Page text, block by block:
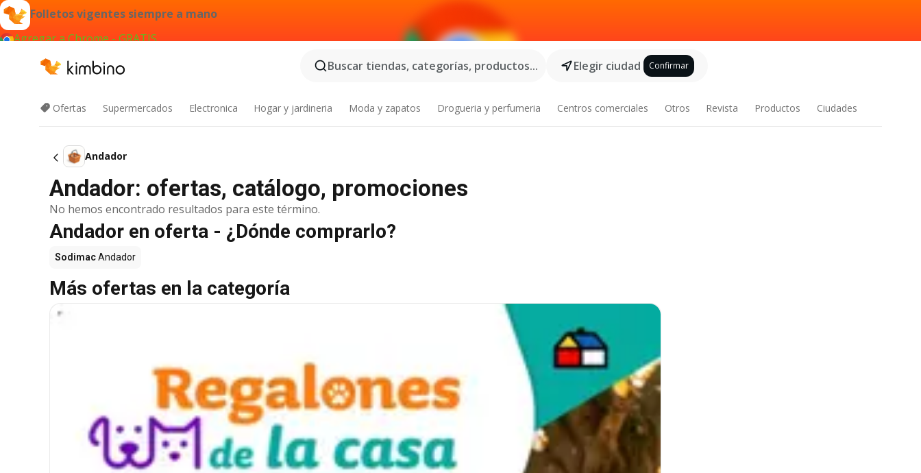
Folletos vigentes siempre a mano
Agregar a Chrome - GRATIS
Buscar tiendas, categorías, productos...
Elegir ciudad Confirmar
Ofertas Supermercados Electronica Hogar y jardineria Moda y zapatos Drogueria y perfumeria Centros comerciales Otros Revista Productos Ciudades
Andador
Andador: ofertas, catálogo, promociones
No hemos encontrado resultados para este término.
Andador en oferta - ¿Dónde comprarlo?
SodimacAndador
Más ofertas en la categoría